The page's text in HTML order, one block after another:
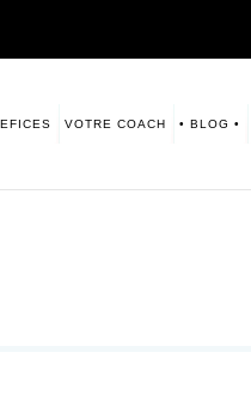
VOTRE COACH • BLOG •